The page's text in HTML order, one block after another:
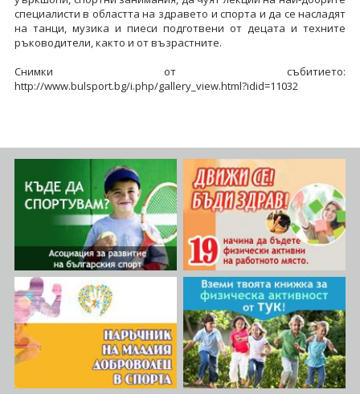
специалисти в областта на здравето и спорта и да се насладят
на танци, музика и пиеси подготвени от децата и техните
ръководители, както и от възрастните.
Снимки от събитието:
http://www.bulsport.bg/i.php/gallery_view.html?idid=11032